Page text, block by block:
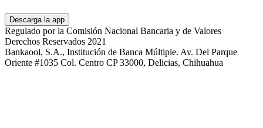
Descarga la app
Regulado por la Comisión Nacional Bancaria y de Valores
Derechos Reservados 2021
Bankaool, S.A., Institución de Banca Múltiple. Av. Del Parque
Oriente #1035 Col. Centro CP 33000, Delicias, Chihuahua